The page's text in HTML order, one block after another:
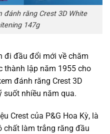
đánh răng Crest 3D White
147g
đi đầu đổi mới về chăm
thành lập năm 1955 cho
đánh răng Crest 3D
suốt nhiều năm qua.
Crest của P&G Hoa Kỳ, là
chất làm trắng răng đầu